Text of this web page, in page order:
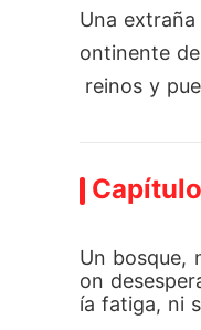
Una
ontinente
reinos y
El heredero
Un bosque,
on
ía fatiga, ni